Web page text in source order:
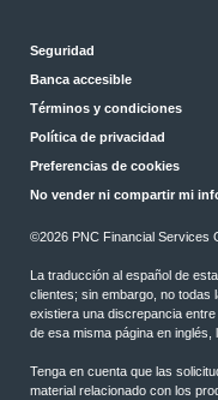
Seguridad
Banca accesible
Términos y condiciones
Política de privacidad
Preferencias de cookies
No vender ni compartir mi
©2026 PNC Financial Services
La traducción al español de
clientes; sin embargo, no todas
existiera una discrepancia
de esa misma página en inglés,
Tenga en cuenta que las
material relacionado con los